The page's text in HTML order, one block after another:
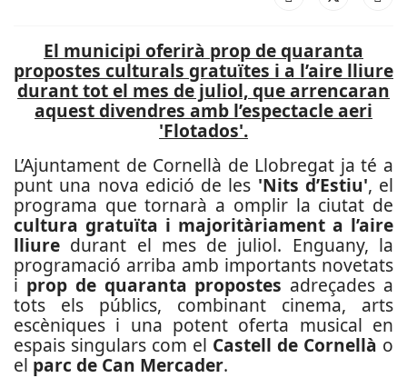
El municipi oferirà prop de quaranta
propostes culturals gratuïtes i a l’aire lliure
durant tot el mes de juliol, que arrencaran
aquest divendres amb l’espectacle aeri
'Flotados'.
L’Ajuntament de Cornellà de Llobregat ja té a
punt una nova edició de les 'Nits d’Estiu', el
programa que tornarà a omplir la ciutat de
cultura gratuïta i majoritàriament a l’aire
lliure durant el mes de juliol. Enguany, la
programació arriba amb importants novetats
i prop de quaranta propostes adreçades a
tots els públics, combinant cinema, arts
escèniques i una potent oferta musical en
espais singulars com el Castell de Cornellà o
el parc de Can Mercader.